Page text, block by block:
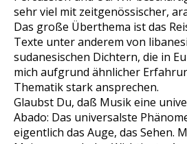
sehr viel mit zeitgenössischer,
Das große Überthema ist das
Texte unter anderem von
sudanesischen Dichtern, die in
mich aufgrund ähnlicher
Thematik stark ansprechen.
Glaubst Du, daß Musik eine
Abado: Das universalste
eigentlich das Auge, das Sehen.